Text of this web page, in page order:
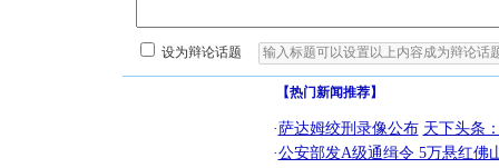
设为辩论话题
【热门新闻推荐】
·萨达姆绞刑录像公布 天下头条
·公安部发A级通缉令 5万悬红佛